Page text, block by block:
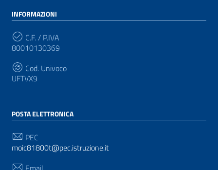
INFORMAZIONI
C.F. / P.IVA
80010130369
Cod. Univoco
UFTVX9
POSTA ELETTRONICA
PEC
moic81800t@pec.istruzione.it